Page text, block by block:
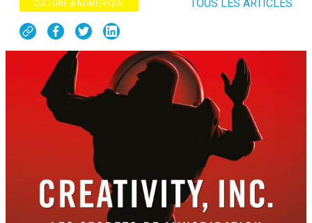
CULTURE & NUMÉRIQUE TOUS LES ARTICLES